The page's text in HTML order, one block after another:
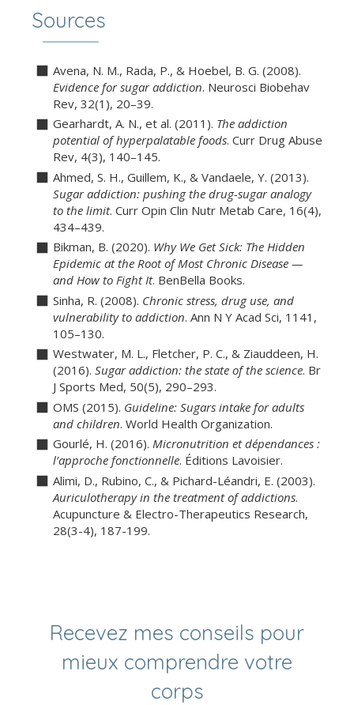
Sources
Avena, N. M., Rada, P., & Hoebel, B. G. (2008).
Evidence for sugar addiction. Neurosci Biobehav
Rev, 32(1), 20–39.
Gearhardt, A. N., et al. (2011). The addiction
potential of hyperpalatable foods. Curr Drug Abuse
Rev, 4(3), 140–145.
Ahmed, S. H., Guillem, K., & Vandaele, Y. (2013).
Sugar addiction: pushing the drug-sugar analogy
to the limit. Curr Opin Clin Nutr Metab Care, 16(4),
434–439.
Bikman, B. (2020). Why We Get Sick: The Hidden
Epidemic at the Root of Most Chronic Disease —
and How to Fight It. BenBella Books.
Sinha, R. (2008). Chronic stress, drug use, and
vulnerability to addiction. Ann N Y Acad Sci, 1141,
105–130.
Westwater, M. L., Fletcher, P. C., & Ziauddeen, H.
(2016). Sugar addiction: the state of the science. Br
J Sports Med, 50(5), 290–293.
OMS (2015). Guideline: Sugars intake for adults
and children. World Health Organization.
Gourlé, H. (2016). Micronutrition et dépendances :
l’approche fonctionnelle. Éditions Lavoisier.
Alimi, D., Rubino, C., & Pichard-Léandri, E. (2003).
Auriculotherapy in the treatment of addictions.
Acupuncture & Electro-Therapeutics Research,
28(3-4), 187-199.
Recevez mes conseils pour
mieux comprendre votre
corps